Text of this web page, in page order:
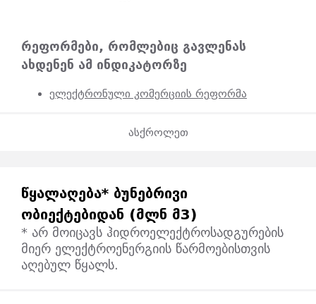
რეფორმები, რომლებიც გავლენას
ახდენენ ამ ინდიკატორზე
ელექტრონული კომერციის რეფორმა
ასქროლეთ
ᲬᲧᲐᲚᲐᲦᲔᲑᲐ* ᲑᲣᲜᲔᲑᲠᲘᲕᲘ
ᲝᲑᲘᲔᲥᲢᲔᲑᲘᲓᲐᲜ (ᲛᲚᲜ Მ3)
* არ მოიცავს ჰიდროელექტროსადგურების
მიერ ელექტროენერგიის წარმოებისთვის
აღებულ წყალს.